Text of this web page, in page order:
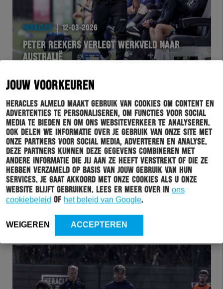
JOUW VOORKEUREN
Heracles Almelo maakt gebruik van cookies om content en
advertenties te personaliseren, om functies voor social
media te bieden en om ons websiteverkeer te analyseren.
Ook delen we informatie over je gebruik van onze site met
onze partners voor social media, adverteren en analyse.
Deze partners kunnen deze gegevens combineren met
andere informatie die jij aan ze heeft verstrekt of die ze
hebben verzameld op basis van jouw gebruik van hun
services. Je gaat akkoord met onze cookies als u onze
website blijft gebruiken. Lees er meer over in ons
cookiebeleid of het beleid van Google.
WEIGEREN ACCEPTEREN
HERACLES 12-03-2026
PETER REEKERS VERLEGT WERKVELD NAAR
AUSTRALIË
AZHER 11-03-2026
BUSSPONSOR #AZHER: PLUS ROB BRUGHUIS